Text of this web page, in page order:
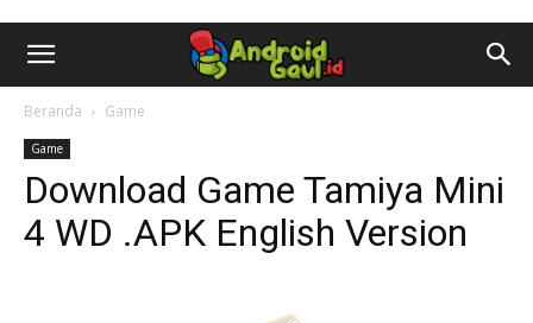
AndroidGaul.id
Beranda Game
Game
Download Game Tamiya Mini
4 WD .APK English Version